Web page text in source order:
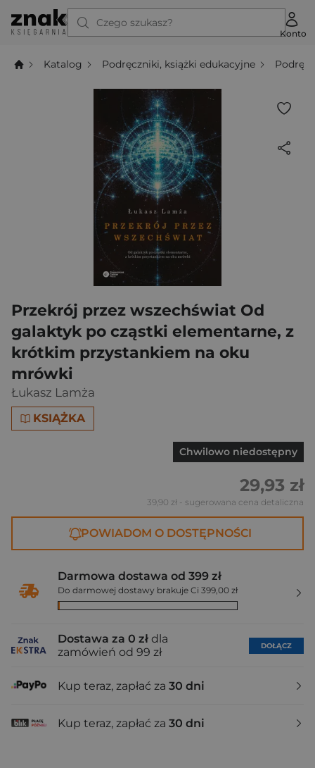
Czego szukasz?
Konto
Katalog Podręczniki, książki edukacyjne
Przekrój przez wszechświat Od
galaktyk po cząstki elementarne, z
krótkim przystankiem na oku
mrówki
Łukasz Lamża
KSIĄŻKA
Chwilowo niedostępny
29,93 zł
39,90 zł - sugerowana cena detaliczna
POWIADOM O DOSTĘPNOŚCI
Darmowa dostawa od 399 zł
Do darmowej dostawy brakuje Ci 399,00 zł
Dostawa za 0 zł dla
zamówień od 99 zł
DOŁĄCZ
Kup teraz, zapłać za 30 dni
Kup teraz, zapłać za 30 dni